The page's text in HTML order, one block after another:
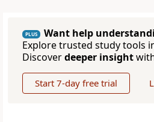
PLUS
Want help
Explore trusted study tools
Discoverdeeper insight
Start 7-day free trial